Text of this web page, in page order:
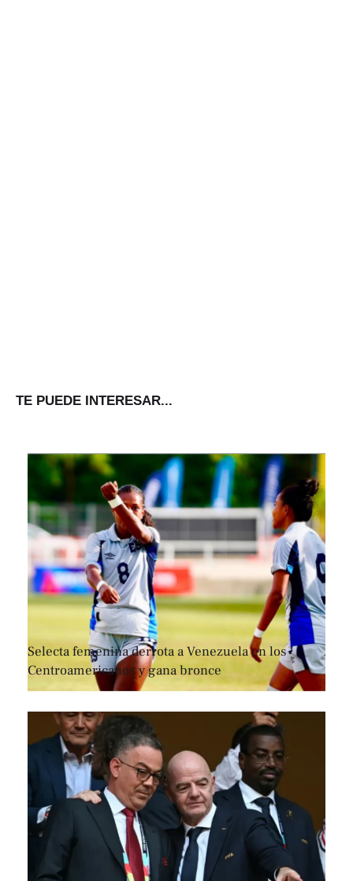
TE PUEDE INTERESAR...
Selecta femenina derrota a Venezuela en los
Centroamericanos y gana bronce